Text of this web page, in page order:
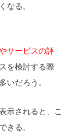
なる。
サービスの評
を検討する際
いだろう。
示されると、こ
きる。